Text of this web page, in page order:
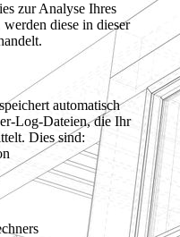
zur Analyse Ihres
diese in dieser
automatisch
Log-Dateien, die Ihr
Dies sind: